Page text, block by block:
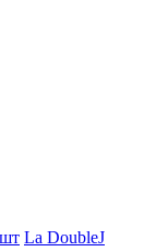
La DoubleJ